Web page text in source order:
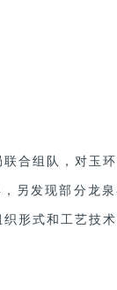
合组队，对玉
另发现部分龙
形式和工艺技